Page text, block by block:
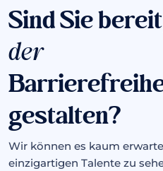
Sind Sie
der
gestalten?
Wir können es kaum
einzigartigen Talente zu